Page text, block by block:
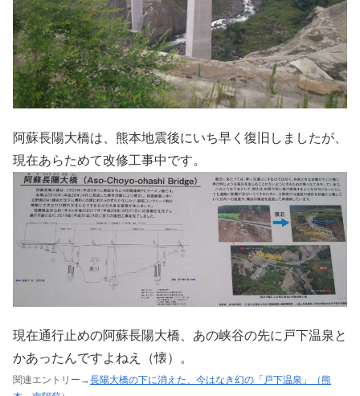
阿蘇長陽大橋は、熊本地震後にいち早く復旧しましたが、
現在あらためて改修工事中です。
現在通行止めの阿蘇長陽大橋、あの峡谷の先に戸下温泉と
かあったんですよねえ（懐）。
関連エントリー→長陽大橋の下に消えた、今はなき幻の「戸下温泉」（熊